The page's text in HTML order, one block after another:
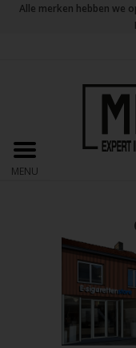
Alle merken hebben we
MENU